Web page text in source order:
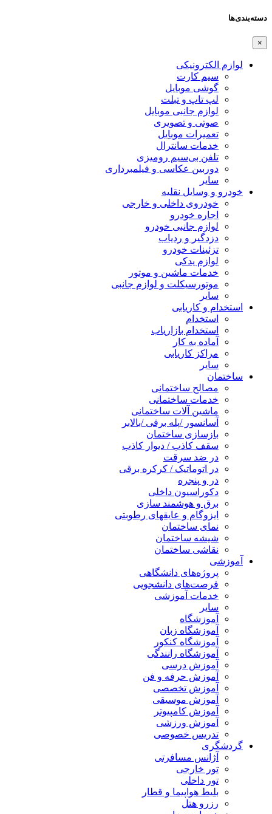
دسته‌بندی‌ها
×
لوازم الکترونیکی
سیم کارت
گوشی موبایل
لپ تاپ و تبلت
لوازم جانبی موبایل
صوتی و تصویری
تعمیرات موبایل
خدمات سانترال
تلفن بی‌سیم رومیزی
دوربین عکاسی و فیلمبرداری
سایر
خودرو و وسایل نقلیه
خودروی داخلی و خارجی
اجاره خودرو
لوازم جانبی خودرو
دزدگیر و ردیاب
تزئینات خودرو
لوازم یدکی
خدمات ماشین و موتور
موتورسیکلت و لوازم جانبی
سایر
استخدام و کاریابی
استخدام
استخدام بازاریاب
آماده به کار
مراکز کاریابی
سایر
ساختمان
مصالح ساختمانی
خدمات ساختمانی
ماشین آلات ساختمانی
آسانسور /پله برقی /بالابر
بازسازی ساختمان
سقف کاذب / دیوار کاذب
در ضد سرقت
در اتوماتیک / کرکره برقی
در و پنجره
دکوراسیون داخلی
برق و هوشمند سازی
ایزوگام و عایقهای رطوبتی
نمای ساختمان
شیشه ساختمان
نقاشی ساختمان
آموزشی
پروژه‌های دانشگاهی
فرصت‌های دانشجویی
خدمات آموزشی
سایر
آموزشگاه
آموزشگاه زبان
آموزشگاه کنکور
آموزشگاه رانندگی
آموزش درسی
آموزش حرفه و فن
آموزش تخصصی
آموزش موسیقی
آموزش کامپیوتر
آموزش ورزشی
تدریس خصوصی
گردشگری
آژانس مسافرتی
تور خارجی
تور داخلی
بلیط هواپیما و قطار
رزرو هتل